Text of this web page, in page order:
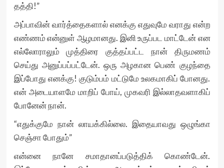
தத்தி!”
அப்பாவின் வார்த்தைகளால் எனக்கு எதுவுமே வராது என்ற
எண்ணம் என்னுள் ஆழமானது. இனி உருப்பட மாட்டேன் என
எல்லோராலும் முத்திரை குத்தப்பட்ட நான் திருமணம்
செய்து அனுப்பப்பட்டேன். ஒரு அழகான பெண் குழந்தை
இப்போது எனக்கு! குடும்பம் மட்டுமே உலகமாகிப் போனது.
என் அடையாளமே மாறிப் போய், முகவரி இல்லாதவளாகிப்
போனேன் நான்.
“எதுக்குமே நான் லாயக்கில்லை. இதையாவது ஒழுங்கா
செஞ்சா போதும்”
என்னை நானே சமாதானப்படுத்திக் கொண்டேன்.